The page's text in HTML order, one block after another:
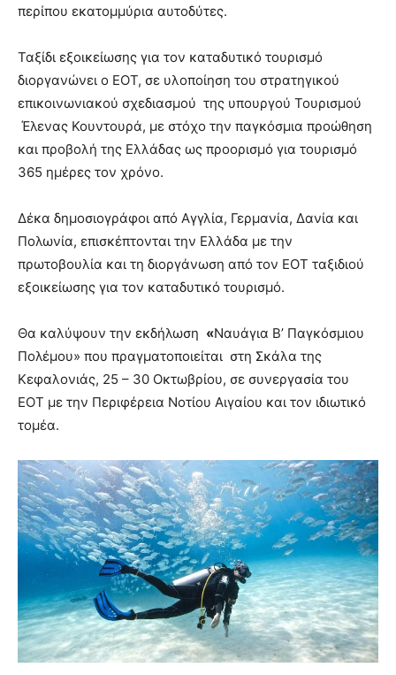
περίπου εκατομμύρια αυτοδύτες.
Ταξίδι εξοικείωσης για τον καταδυτικό τουρισμό
διοργανώνει ο ΕΟΤ, σε υλοποίηση του στρατηγικού
επικοινωνιακού σχεδιασμού της υπουργού Τουρισμού
Έλενας Κουντουρά, με στόχο την παγκόσμια προώθηση
και προβολή της Ελλάδας ως προορισμό για τουρισμό
365 ημέρες τον χρόνο.
Δέκα δημοσιογράφοι από Αγγλία, Γερμανία, Δανία και
Πολωνία, επισκέπτονται την Ελλάδα με την
πρωτοβουλία και τη διοργάνωση από τον ΕΟΤ ταξιδιού
εξοικείωσης για τον καταδυτικό τουρισμό.
Θα καλύψουν την εκδήλωση «Ναυάγια Β’ Παγκόσμιου
Πολέμου» που πραγματοποιείται στη Σκάλα της
Κεφαλονιάς, 25 – 30 Οκτωβρίου, σε συνεργασία του
ΕΟΤ με την Περιφέρεια Νοτίου Αιγαίου και τον ιδιωτικό
τομέα.